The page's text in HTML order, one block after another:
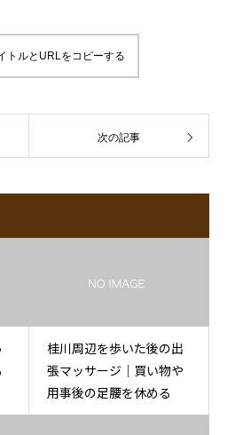
トルとURLをコピーする
次の記事
桂川周辺を歩いた後の出
張マッサージ｜買い物や
用事後の足腰を休める